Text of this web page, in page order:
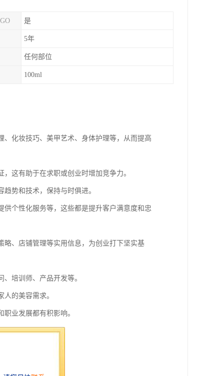
是
5年
任何部位
100ml
化妆技巧、美甲艺术、身体护理等，从而提高
这有助于在求职或创业时增加竞争力。
势和技术，保持与时俱进。
个性化服务等，这些都是提升客户满意度和忠
略、店铺管理等实用信息，为创业打下坚实基
培训师、产品开发等。
的美容需求。
业发展都有积影响。
往的机会。
义。